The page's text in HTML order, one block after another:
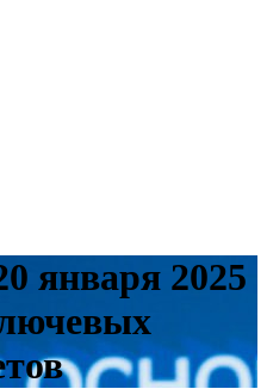
января 2025